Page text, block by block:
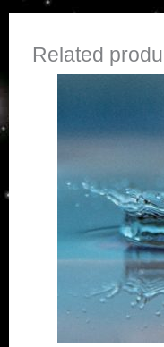
Related